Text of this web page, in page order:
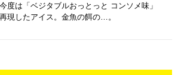
度は「ベジタブルおっとっと コンソメ味」
現したアイス。金魚の餌の…。